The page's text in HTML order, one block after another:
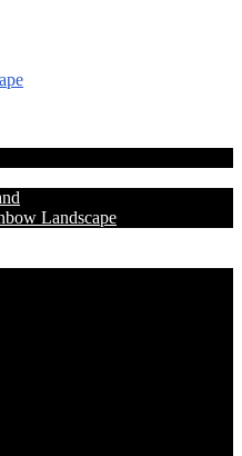
Landscape